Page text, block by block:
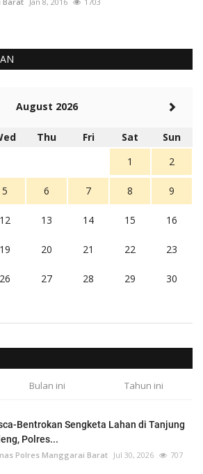
August 2026
Thu Fri Sat
Sun
1
2
5 6 7 8 9
12 13 14 15 16
19 20 21 22 23
26 27 28 29 30
Bulan ini Tahun ini
Bentrokan Sengketa Lahan di Tanjung
Polres...
Polres Manggarai Barat Jul 30, 2026 707